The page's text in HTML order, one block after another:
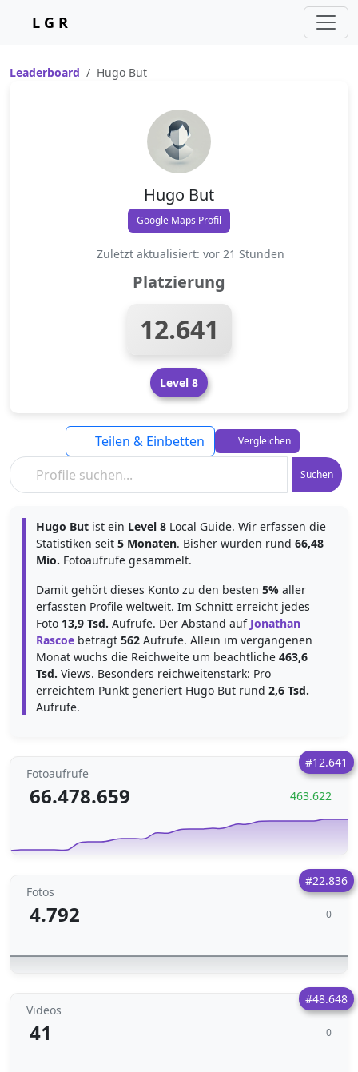
L G R
Leaderboard Hugo But
Hugo But
Google Maps Profil
Zuletzt aktualisiert: vor 21 Stunden
Platzierung
12.641
Level 8
Suchen
Teilen & Einbetten Vergleichen
Hugo But ist ein Level 8 Local Guide. Wir erfassen die
Statistiken seit 5 Monaten. Bisher wurden rund 66,48
Mio. Fotoaufrufe gesammelt.
Damit gehört dieses Konto zu den besten 5% aller
erfassten Profile weltweit. Im Schnitt erreicht jedes
Foto 13,9 Tsd. Aufrufe. Der Abstand auf Jonathan
Rascoe beträgt 562 Aufrufe. Allein im vergangenen
Monat wuchs die Reichweite um beachtliche 463,6
Tsd. Views. Besonders reichweitenstark: Pro
erreichtem Punkt generiert Hugo But rund 2,6 Tsd.
Aufrufe.
#12.641
Fotoaufrufe
66.478.659 463.622
#22.836
Fotos
4.792 0
#48.648
Videos
41 0